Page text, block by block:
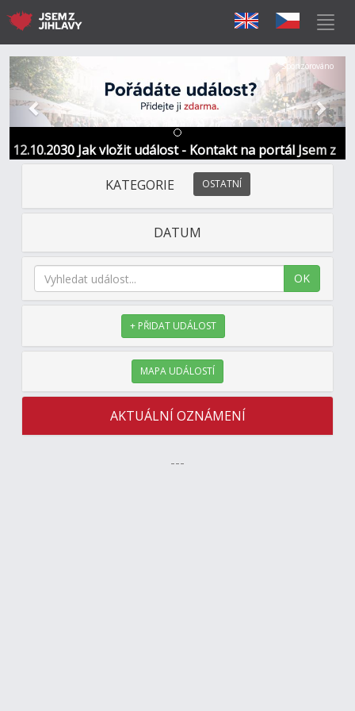
12.10.2030 Jak vložit událost - Kontakt na portál Jsem z
Jihlavy
Předchozí Další
Sponzorováno
KATEGORIE OSTATNÍ
DATUM
OK
+ PŘIDAT UDÁLOST
MAPA UDÁLOSTÍ
AKTUÁLNÍ OZNÁMENÍ
---